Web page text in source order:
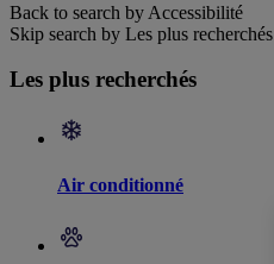
Back to search by Accessibilité
Skip search by Les plus recherchés
Les plus recherchés
Air conditionné